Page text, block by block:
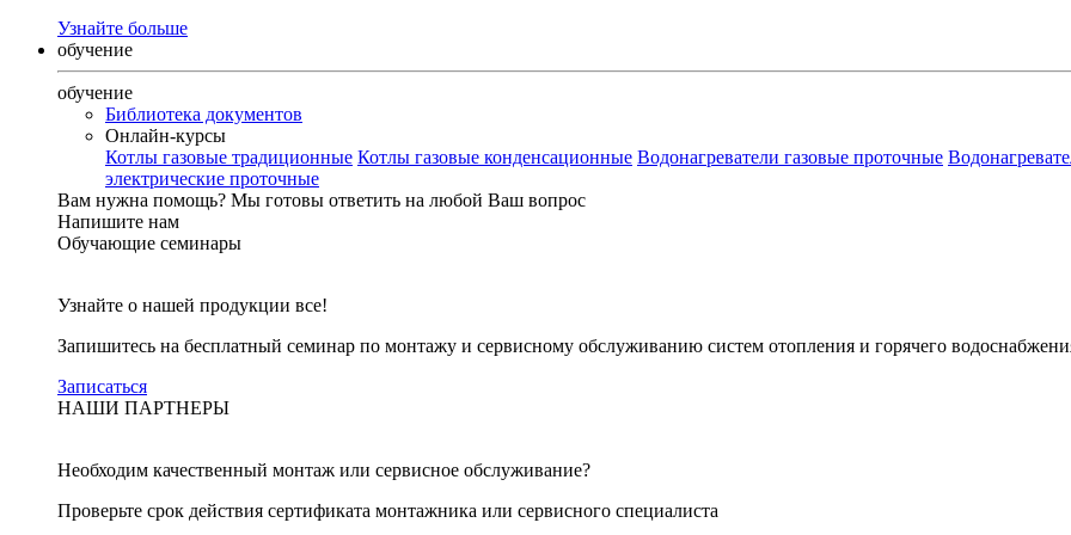
Узнайте больше
обучение
обучение
Библиотека документов
Онлайн-курсы
Котлы газовые традиционные Котлы газовые конденсационные Водонагреватели газовые проточные
электрические проточные
Вам нужна помощь? Мы готовы ответить на любой Ваш вопрос
Напишите нам
Обучающие семинары
Узнайте о нашей продукции все!
Запишитесь на бесплатный семинар по монтажу и сервисному обслуживанию систем отопления и горячего
Записаться
НАШИ ПАРТНЕРЫ
Необходим качественный монтаж или сервисное обслуживание?
Проверьте срок действия сертификата монтажника или сервисного специалиста